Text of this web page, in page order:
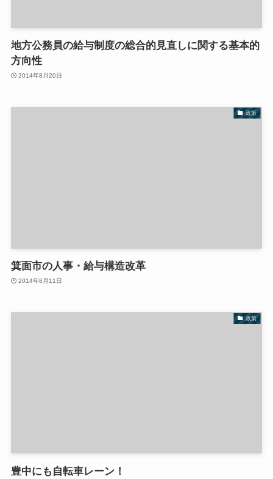
地方公務員の給与制度の総合的見直しに関する基本的
方向性
2014年8月20日
政策
箕面市の人事・給与構造改革
2014年8月11日
政策
豊中にも自転車レーン！